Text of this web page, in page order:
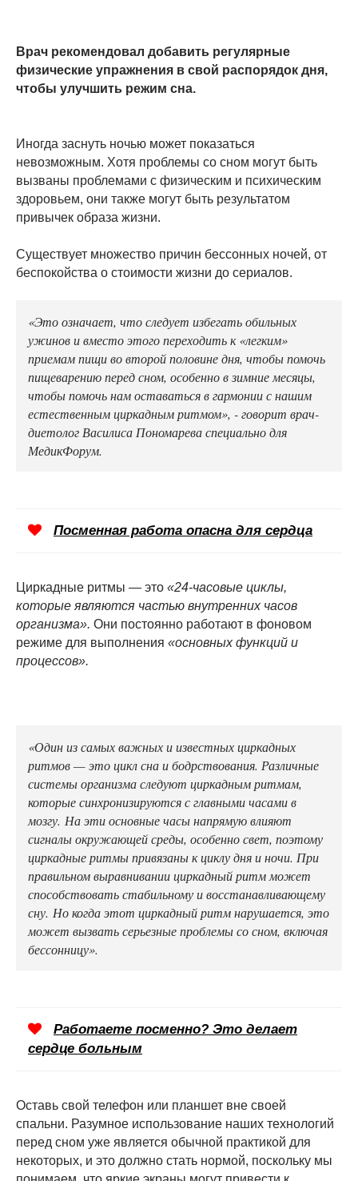
Врач рекомендовал добавить регулярные
физические упражнения в свой распорядок дня,
чтобы улучшить режим сна.
Иногда заснуть ночью может показаться
невозможным. Хотя проблемы со сном могут быть
вызваны проблемами с физическим и психическим
здоровьем, они также могут быть результатом
привычек образа жизни.
Существует множество причин бессонных ночей, от
беспокойства о стоимости жизни до сериалов.
«Это означает, что следует избегать обильных
ужинов и вместо этого переходить к «легким»
приемам пищи во второй половине дня, чтобы помочь
пищеварению перед сном, особенно в зимние месяцы,
чтобы помочь нам оставаться в гармонии с нашим
естественным циркадным ритмом», - говорит врач-
диетолог Василиса Пономарева специально для
МедикФорум.
Посменная работа опасна для сердца
Циркадные ритмы — это «24-часовые циклы,
которые являются частью внутренних часов
организма». Они постоянно работают в фоновом
режиме для выполнения «основных функций и
процессов».
«Один из самых важных и известных циркадных
ритмов — это цикл сна и бодрствования. Различные
системы организма следуют циркадным ритмам,
которые синхронизируются с главными часами в
мозгу. На эти основные часы напрямую влияют
сигналы окружающей среды, особенно свет, поэтому
циркадные ритмы привязаны к циклу дня и ночи. При
правильном выравнивании циркадный ритм может
способствовать стабильному и восстанавливающему
сну. Но когда этот циркадный ритм нарушается, это
может вызвать серьезные проблемы со сном, включая
бессонницу».
Работаете посменно? Это делает
сердце больным
Оставь свой телефон или планшет вне своей
спальни. Разумное использование наших технологий
перед сном уже является обычной практикой для
некоторых, и это должно стать нормой, поскольку мы